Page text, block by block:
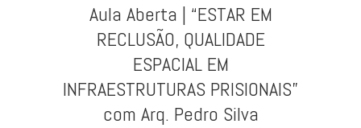
Aula Aberta | “ESTAR EM
RECLUSÃO, QUALIDADE
ESPACIAL EM
INFRAESTRUTURAS PRISIONAIS”
com Arq. Pedro Silva